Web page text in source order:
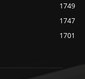
1749
1747
1701